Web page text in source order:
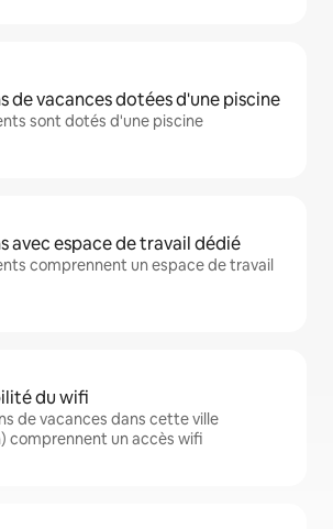
de vacances dotées d'une piscine
sont dotés d'une piscine
avec espace de travail dédié
comprennent un espace de travail
du wifi
de vacances dans cette ville
comprennent un accès wifi